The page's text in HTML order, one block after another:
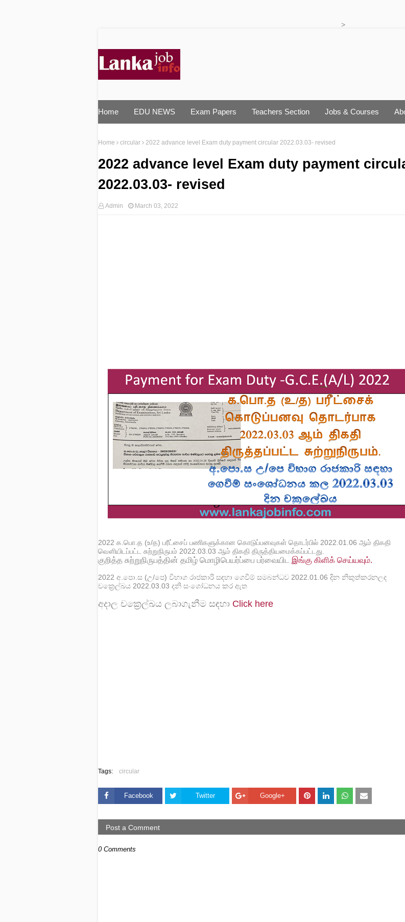
>
Home EDU NEWS Exam Papers Teachers Section Jobs & Courses
Home circular 2022 advance level Exam duty payment circular 2022.03.03- revised
2022 advance level Exam duty payment
2022.03.03- revised
Admin March 03, 2022
2022 க.பொ.த (உ/த) பரீட்சைப் பணிகளுக்கான கொடுப்பனவுகள் தொடர்பில் 2022.01.06 ஆம் திகதி
வௌியிடப்பட்ட சுற்றுநிருபம் 2022.03.03 ஆம் திகதி திருத்தியமைக்கப்பட்டது.
குறித்த சுற்றுநிருபத்தின் தமிழ் மொழிபெயர்ப்பை பர்வையிட இங்கு கிளிக் செய்யவும்.
2022 අ.පො.ස (උ/පෙ) විභාග රාජකාරි සඳහා ගෙවීම් සමබන්ධව 2022.01.06 දින නිකුත්කරනලද
චක්‍රෙල්ඛය 2022.03.03 දනි සංශෝධනය කර ඇත
අදාල චක්‍රෙල්ඛය ලබාගැනීම සඳහා Click here
Tags: circular
Facebook Twitter Google+
Post a Comment
0 Comments